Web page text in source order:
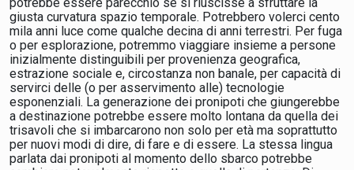
giusta curvatura spazio temporale. Potrebbero volerci cento
mila anni luce come qualche decina di anni terrestri. Per fuga
o per esplorazione, potremmo viaggiare insieme a persone
inizialmente distinguibili per provenienza geografica,
estrazione sociale e, circostanza non banale, per capacità di
servirci delle (o per asservimento alle) tecnologie
esponenziali. La generazione dei pronipoti che giungerebbe
a destinazione potrebbe essere molto lontana da quella dei
trisavoli che si imbarcarono non solo per età ma soprattutto
per nuovi modi di dire, di fare e di essere. La stessa lingua
parlata dai pronipoti al momento dello sbarco potrebbe